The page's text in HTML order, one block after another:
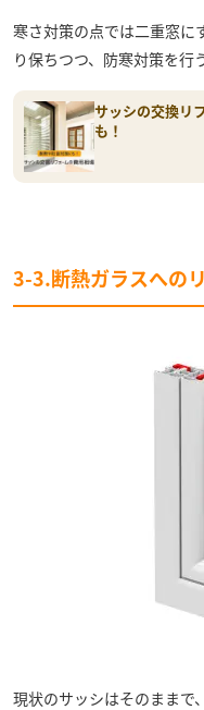
寒さ対策の点では二重窓に
り保ちつつ、防寒対策を行
サッシの交換リ
も！
3-3.断熱ガラスへの
現状のサッシはそのままで